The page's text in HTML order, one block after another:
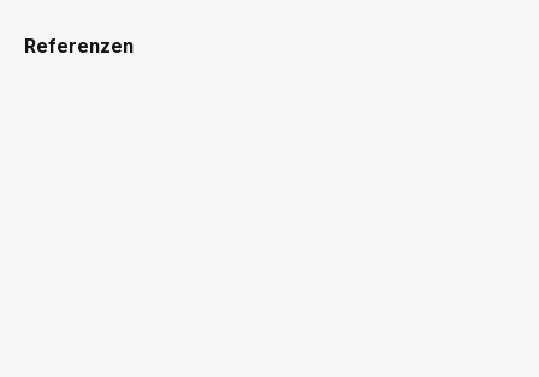
Referenzen